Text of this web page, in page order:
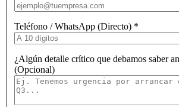
Teléfono / WhatsApp (Directo) *
¿Algún detalle crítico que debamos saber
(Opcional)